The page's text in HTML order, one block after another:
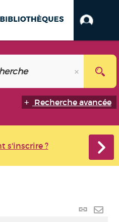
Recherche avancée
s'inscrire ?
Lien